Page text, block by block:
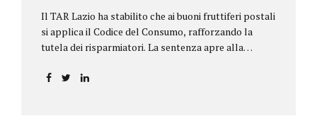
Il TAR Lazio ha stabilito che ai buoni fruttiferi postali
si applica il Codice del Consumo, rafforzando la
tutela dei risparmiatori. La sentenza apre alla
capitale o interessi per mancanza di informazioni